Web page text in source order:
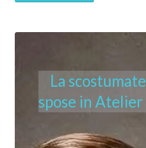
La
spose in Atelier